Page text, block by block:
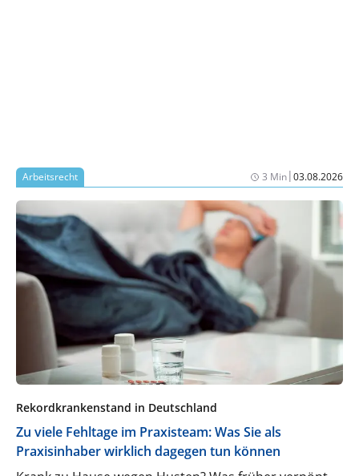
Arbeitsrecht 3 Min|03.08.2026
Rekordkrankenstand in Deutschland
Zu viele Fehltage im Praxisteam: Was Sie als
Praxisinhaber wirklich dagegen tun können